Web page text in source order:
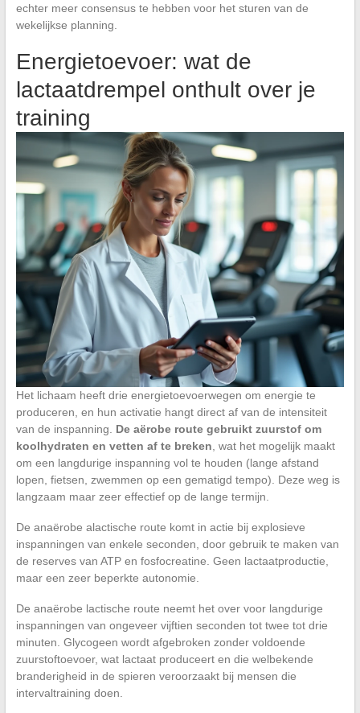
echter meer consensus te hebben voor het sturen van de
wekelijkse planning.
Energietoevoer: wat de
lactaatdrempel onthult over je
training
Het lichaam heeft drie energietoevoerwegen om energie te
produceren, en hun activatie hangt direct af van de intensiteit
van de inspanning. De aërobe route gebruikt zuurstof om
koolhydraten en vetten af te breken, wat het mogelijk maakt
om een langdurige inspanning vol te houden (lange afstand
lopen, fietsen, zwemmen op een gematigd tempo). Deze weg is
langzaam maar zeer effectief op de lange termijn.
De anaërobe alactische route komt in actie bij explosieve
inspanningen van enkele seconden, door gebruik te maken van
de reserves van ATP en fosfocreatine. Geen lactaatproductie,
maar een zeer beperkte autonomie.
De anaërobe lactische route neemt het over voor langdurige
inspanningen van ongeveer vijftien seconden tot twee tot drie
minuten. Glycogeen wordt afgebroken zonder voldoende
zuurstoftoevoer, wat lactaat produceert en die welbekende
branderigheid in de spieren veroorzaakt bij mensen die
intervaltraining doen.